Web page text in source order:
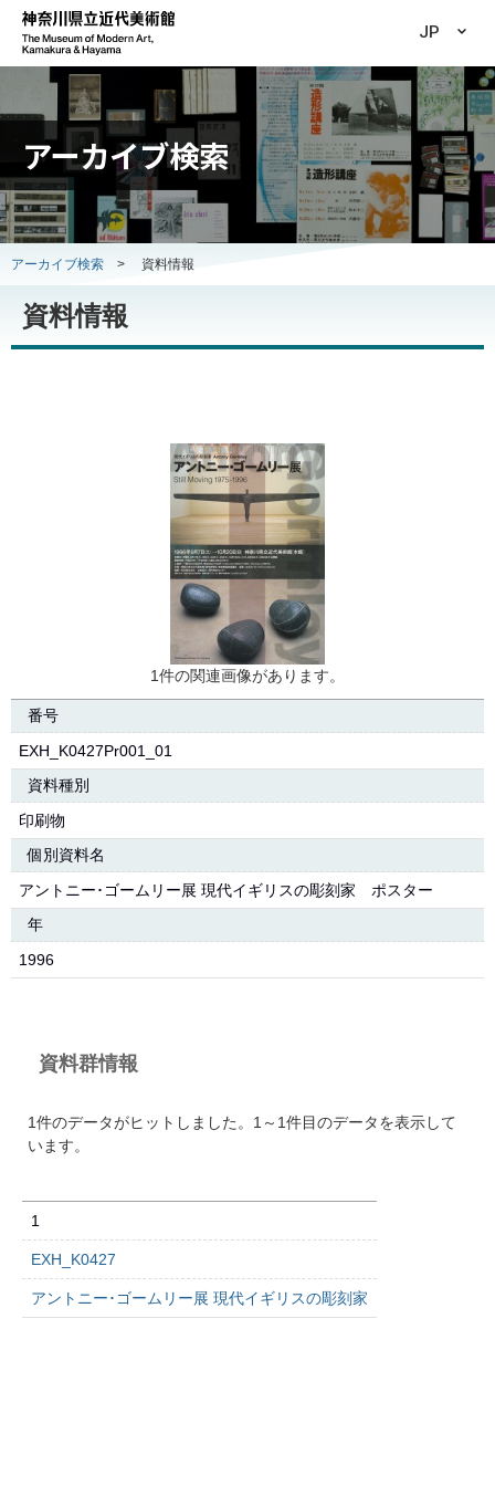
JP
アーカイブ検索
アーカイブ検索 > 資料情報
資料情報
1件の関連画像があります。
番号
EXH_K0427Pr001_01
資料種別
印刷物
個別資料名
アントニー･ゴームリー展 現代イギリスの彫刻家 ポスター
年
1996
資料群情報
1件のデータがヒットしました。1～1件目のデータを表示して
います。
1
EXH_K0427
アントニー･ゴームリー展 現代イギリスの彫刻家